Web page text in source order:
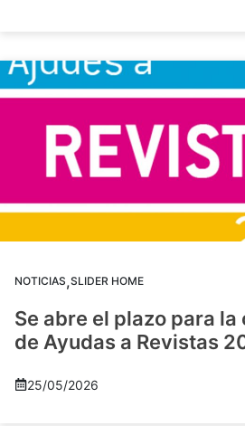
NOTICIAS,SLIDER HOME
Se abre el plazo para
de Ayudas a Revistas
25/05/2026